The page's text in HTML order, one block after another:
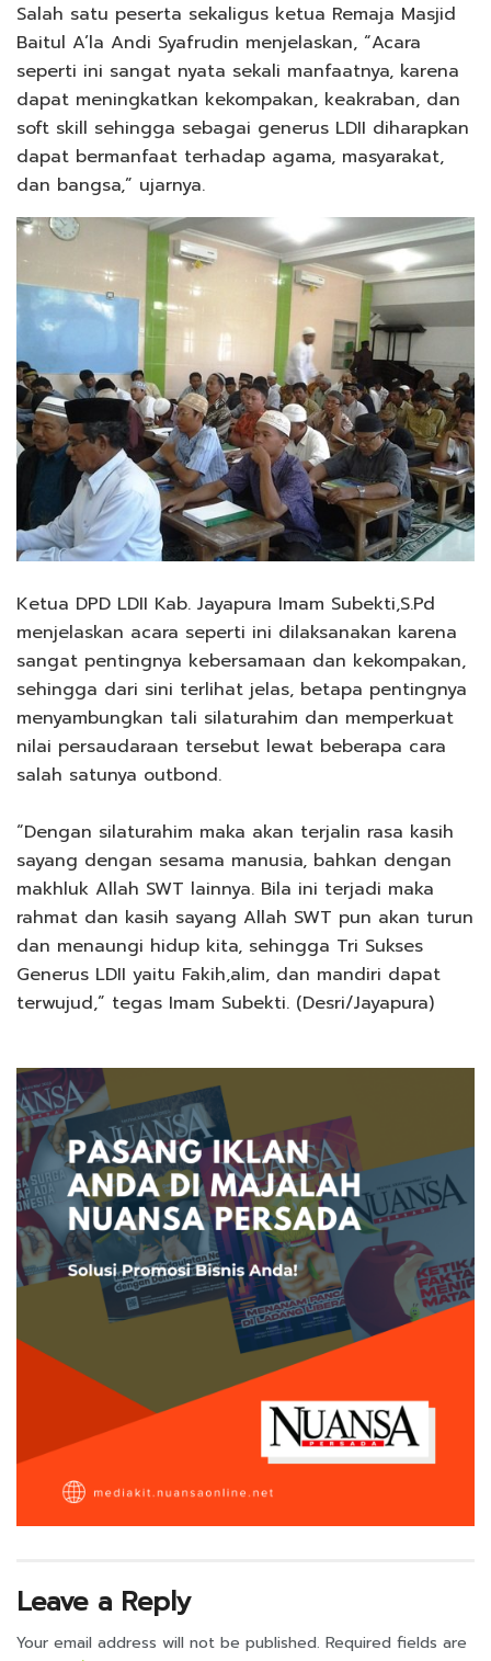
Salah satu peserta sekaligus ketua Remaja Masjid
Baitul A’la Andi Syafrudin menjelaskan, “Acara
seperti ini sangat nyata sekali manfaatnya, karena
dapat meningkatkan kekompakan, keakraban, dan
soft skill sehingga sebagai generus LDII diharapkan
dapat bermanfaat terhadap agama, masyarakat,
dan bangsa,” ujarnya.
Ketua DPD LDII Kab. Jayapura Imam Subekti,S.Pd
menjelaskan acara seperti ini dilaksanakan karena
sangat pentingnya kebersamaan dan kekompakan,
sehingga dari sini terlihat jelas, betapa pentingnya
menyambungkan tali silaturahim dan memperkuat
nilai persaudaraan tersebut lewat beberapa cara
salah satunya outbond.
“Dengan silaturahim maka akan terjalin rasa kasih
sayang dengan sesama manusia, bahkan dengan
makhluk Allah SWT lainnya. Bila ini terjadi maka
rahmat dan kasih sayang Allah SWT pun akan turun
dan menaungi hidup kita, sehingga Tri Sukses
Generus LDII yaitu Fakih,alim, dan mandiri dapat
terwujud,” tegas Imam Subekti. (Desri/Jayapura)
Leave a Reply
Your email address will not be published. Required fields are